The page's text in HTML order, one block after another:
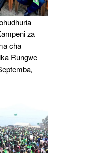
za
cha
Rungwe